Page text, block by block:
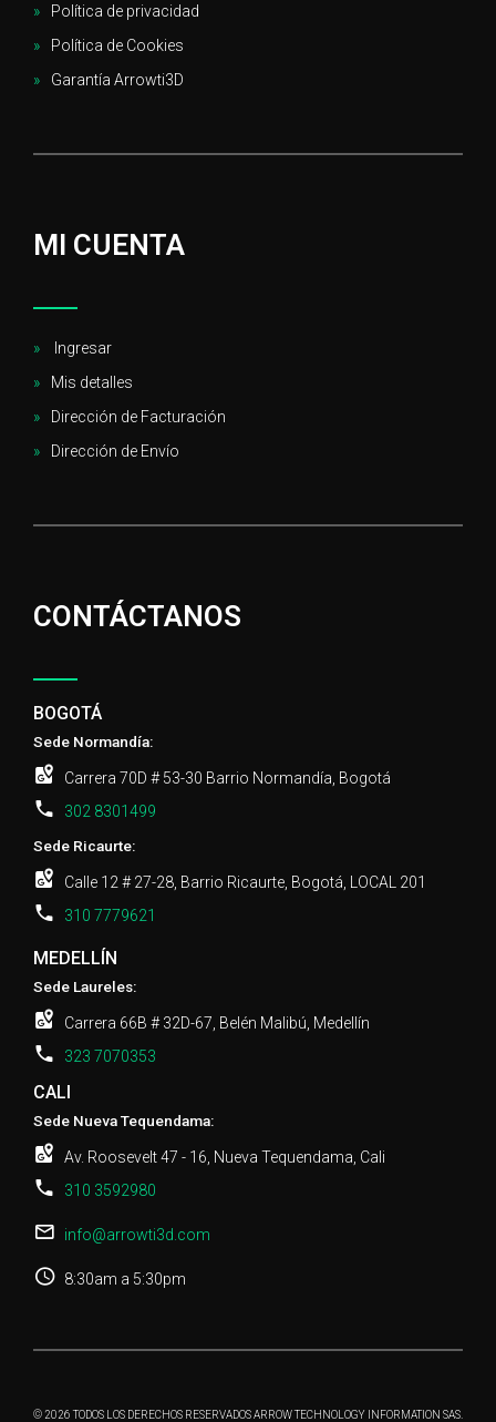
Política de privacidad
Política de Cookies
Garantía Arrowti3D
MI CUENTA
Ingresar
Mis detalles
Dirección de Facturación
Dirección de Envío
CONTÁCTANOS
BOGOTÁ
Sede Normandía:
Carrera 70D # 53-30 Barrio Normandía, Bogotá
302 8301499
Sede Ricaurte:
Calle 12 # 27-28, Barrio Ricaurte, Bogotá, LOCAL 201
310 7779621
MEDELLÍN
Sede Laureles:
Carrera 66B # 32D-67, Belén Malibú, Medellín
323 7070353
CALI
Sede Nueva Tequendama:
Av. Roosevelt 47 - 16, Nueva Tequendama, Cali
310 3592980
info@arrowti3d.com
8:30am a 5:30pm
© 2026 TODOS LOS DERECHOS RESERVADOS ARROW TECHNOLOGY INFORMATION SAS.